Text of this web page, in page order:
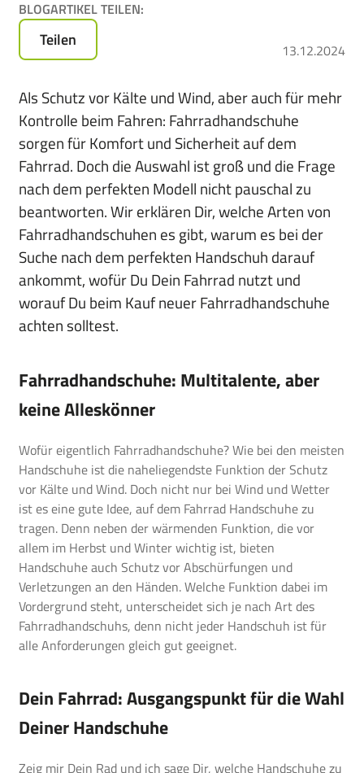
für
Leasen
E-
Bikes,
Pedelecs
u.v.m.
BLOGARTIKEL TEILEN:
Teilen 13.12.2024
Als Schutz vor Kälte und Wind, aber auch für mehr
Kontrolle beim Fahren: Fahrradhandschuhe
sorgen für Komfort und Sicherheit auf dem
Fahrrad. Doch die Auswahl ist groß und die Frage
nach dem perfekten Modell nicht pauschal zu
beantworten. Wir erklären Dir, welche Arten von
Fahrradhandschuhen es gibt, warum es bei der
Suche nach dem perfekten Handschuh darauf
ankommt, wofür Du Dein Fahrrad nutzt und
worauf Du beim Kauf neuer Fahrradhandschuhe
achten solltest.
Fahrradhandschuhe: Multitalente, aber
keine Alleskönner
Wofür eigentlich Fahrradhandschuhe? Wie bei den meisten
Handschuhe ist die naheliegendste Funktion der Schutz
vor Kälte und Wind. Doch nicht nur bei Wind und Wetter
ist es eine gute Idee, auf dem Fahrrad Handschuhe zu
tragen. Denn neben der wärmenden Funktion, die vor
allem im Herbst und Winter wichtig ist, bieten
Handschuhe auch Schutz vor Abschürfungen und
Verletzungen an den Händen. Welche Funktion dabei im
Vordergrund steht, unterscheidet sich je nach Art des
Fahrradhandschuhs, denn nicht jeder Handschuh ist für
alle Anforderungen gleich gut geeignet.
Dein Fahrrad: Ausgangspunkt für die Wahl
Deiner Handschuhe
Zeig mir Dein Rad und ich sage Dir, welche Handschuhe zu